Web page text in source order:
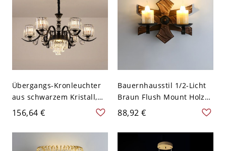
Übergangs-Kronleuchter
aus schwarzem Kristall,
luxuriöse mehrstufige
Deckenleuchte - 110V-
120V 7
156,64 €
Bauernhausstil 1/2-Licht
Braun Flush Mount Holz
Einzigartige Wandlampe -
Geometrie 110V-120V
88,92 €